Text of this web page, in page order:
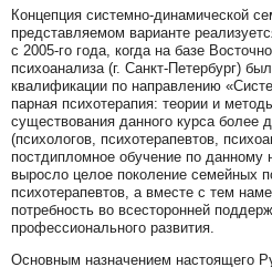
Концепция системно-динамической
представляемом варианте
с 2005-го года, когда на базе
психоанализа (г. Санкт-Петербург)
квалификации по направлению
парная психотерапия: теории и
существования данного курса более
(психологов, психотерапевтов,
постдипломное обучение по
выросло целое поколение семейных
психотерапевтов, а вместе с тем
потребность во всесторонней
профессионального развития.
Основным назначением настоящего